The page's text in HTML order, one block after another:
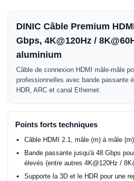
DINIC Câble Premium
Gbps, 4K@120Hz /
aluminium
Câble de connexion HDMI mâle-mâle
professionnelles avec bande passante
HDR, ARC et canal Ethernet.
Points forts techniques
Câble HDMI 2.1, mâle (m) à mâle (m)
Bande passante jusqu'à 48 Gbps
élevés (entre autres 4K@120Hz /
Supporte la 3D et le HDR pour une